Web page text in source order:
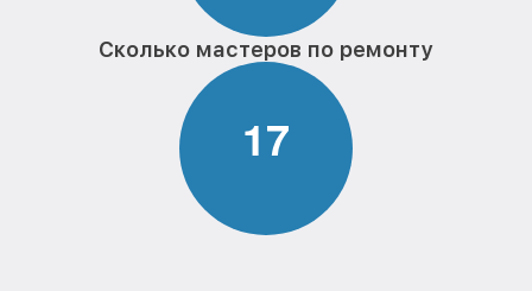
Сколько мастеров по ремонту
17